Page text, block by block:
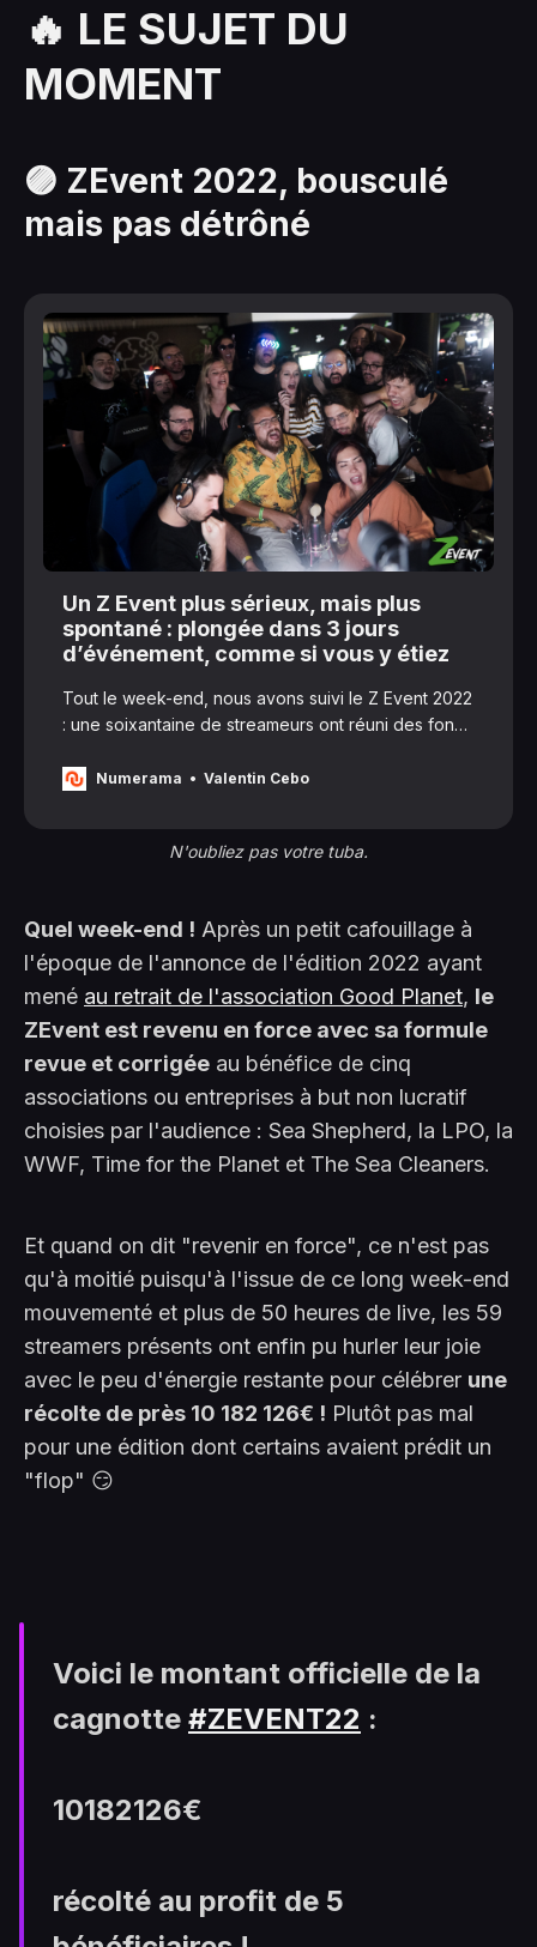
🔥 LE SUJET DU
MOMENT
🟣 ZEvent 2022, bousculé
mais pas détrôné
Un Z Event plus sérieux, mais plus
spontané : plongée dans 3 jours
d’événement, comme si vous y étiez
Tout le week-end, nous avons suivi le Z Event 2022
: une soixantaine de streameurs ont réuni des fonds
œuvrant pour la protection de l’environnement. 50
revenons sur la nouvelle édition de cet événem…
Numerama Valentin Cebo
N'oubliez pas votre tuba.
Quel week-end ! Après un petit cafouillage à
l'époque de l'annonce de l'édition 2022 ayant
mené au retrait de l'association Good Planet, le
ZEvent est revenu en force avec sa formule
revue et corrigée au bénéfice de cinq
associations ou entreprises à but non lucratif
choisies par l'audience : Sea Shepherd, la LPO, la
WWF, Time for the Planet et The Sea Cleaners.
Et quand on dit "revenir en force", ce n'est pas
qu'à moitié puisqu'à l'issue de ce long week-end
mouvementé et plus de 50 heures de live, les 59
streamers présents ont enfin pu hurler leur joie
avec le peu d'énergie restante pour célébrer une
récolte de près 10 182 126€ ! Plutôt pas mal
pour une édition dont certains avaient prédit un
"flop" 😏
Voici le montant officielle de la
cagnotte #ZEVENT22 :
10182126€
récolté au profit de 5